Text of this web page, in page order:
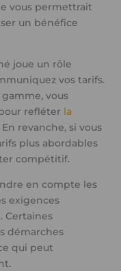
vous permettrait
un bénéfice
joue un rôle
vos tarifs.
vous
refléter la
En revanche, si vous
plus abordables
compétitif.
en compte les
exigences
Certaines
démarches
qui peut